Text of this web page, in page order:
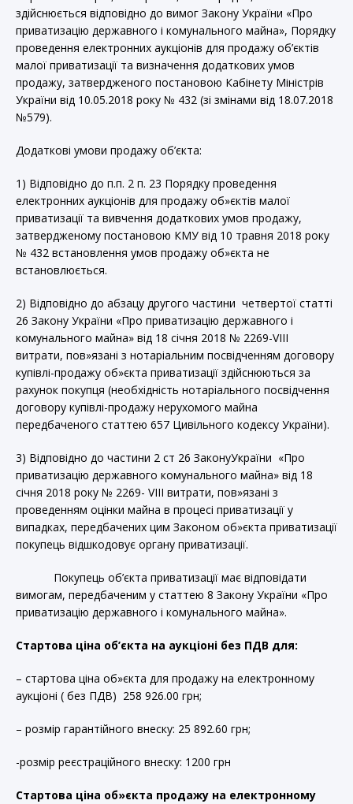
здійснюється відповідно до вимог Закону України «Про
приватизацію державного і комунального майна», Порядку
проведення електронних аукціонів для продажу об’єктів
малої приватизації та визначення додаткових умов
продажу, затвердженого постановою Кабінету Міністрів
України від 10.05.2018 року № 432 (зі змінами від 18.07.2018
№579).
Додаткові умови продажу об’єкта:
1) Відповідно до п.п. 2 п. 23 Порядку проведення
електронних аукціонів для продажу об»єктів малої
приватизації та вивчення додаткових умов продажу,
затвердженому постановою КМУ від 10 травня 2018 року
№ 432 встановлення умов продажу об»єкта не
встановлюється.
2) Відповідно до абзацу другого частини четвертої статті
26 Закону України «Про приватизацію державного і
комунального майна» від 18 січня 2018 № 2269-VIII
витрати, пов»язані з нотаріальним посвідченням договору
купівлі-продажу об»єкта приватизації здійснюються за
рахунок покупця (необхідність нотаріального посвідчення
договору купівлі-продажу нерухомого майна
передбаченого статтею 657 Цивільного кодексу України).
3) Відповідно до частини 2 ст 26 ЗаконуУкраїни «Про
приватизацію державного комунального майна» від 18
січня 2018 року № 2269- VIII витрати, пов»язані з
проведенням оцінки майна в процесі приватизації у
випадках, передбачених цим Законом об»єкта приватизації
покупець відшкодовує органу приватизації.
Покупець об’єкта приватизації має відповідати
вимогам, передбаченим у статтею 8 Закону України «Про
приватизацію державного і комунального майна».
Стартова ціна об’єкта на аукціоні без ПДВ для:
– стартова ціна об»єкта для продажу на електронному
аукціоні ( без ПДВ) 258 926.00 грн;
– розмір гарантійного внеску: 25 892.60 грн;
-розмір реєстраційного внеску: 1200 грн
Стартова ціна об»єкта продажу на електронному